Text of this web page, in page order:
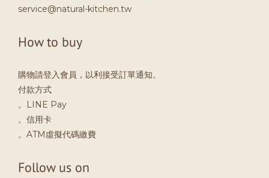
service@natural-kitchen.tw
How to buy
購物請登入會員，以利接受訂單通知。
付款方式
。LINE Pay
。信用卡
。ATM虛擬代碼繳費
Follow us on